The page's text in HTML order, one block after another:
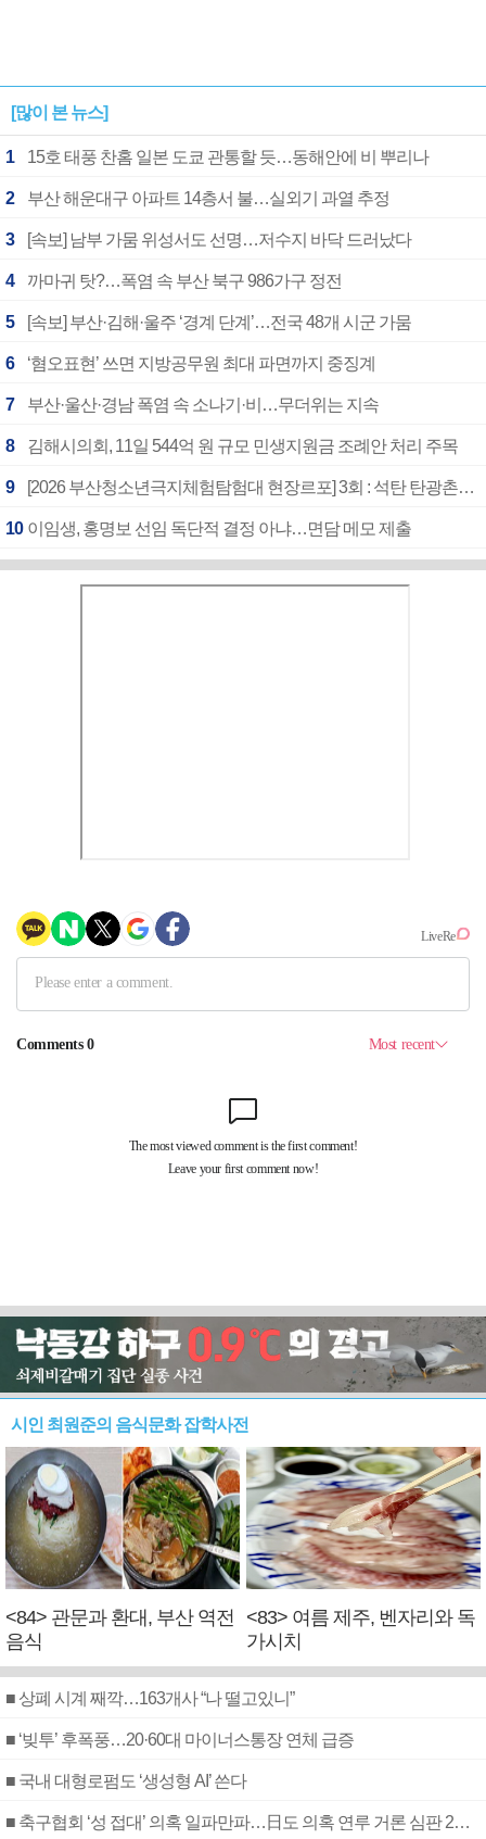
[많이 본 뉴스]
1 15호 태풍 찬홈 일본 도쿄 관통할 듯…동해안에 비 뿌리나
2 부산 해운대구 아파트 14층서 불…실외기 과열 추정
3 [속보] 남부 가뭄 위성서도 선명…저수지 바닥 드러났다
4 까마귀 탓?…폭염 속 부산 북구 986가구 정전
5 [속보] 부산·김해·울주 ‘경계 단계’…전국 48개 시군 가뭄
6 ‘혐오표현’ 쓰면 지방공무원 최대 파면까지 중징계
7 부산·울산·경남 폭염 속 소나기·비…무더위는 지속
8 김해시의회, 11일 544억 원 규모 민생지원금 조례안 처리 주목
9 [2026 부산청소년극지체험탐험대 현장르포] 3회 : 석탄 탄광촌에서 북극 연구의 중심지로
10 이임생, 홍명보 선임 독단적 결정 아냐…면담 메모 제출
시인 최원준의 음식문화 잡학사전
<84> 관문과 환대, 부산 역전
음식
<83> 여름 제주, 벤자리와 독
가시치
■ 상폐 시계 째깍…163개사 “나 떨고있니”
■ ‘빚투’ 후폭풍…20·60대 마이너스통장 연체 급증
■ 국내 대형로펌도 ‘생성형 AI’ 쓴다
■ 축구협회 ‘성 접대’ 의혹 일파만파…日도 의혹 연루 거론 심판 2명 조사